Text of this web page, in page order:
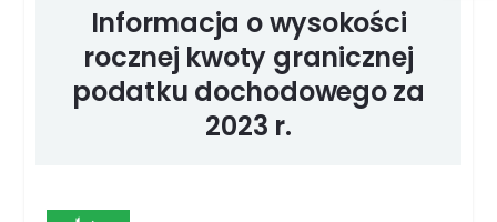
Informacja o wysokości
rocznej kwoty granicznej
podatku dochodowego za
2023 r.